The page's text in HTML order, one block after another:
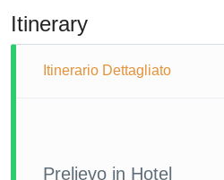
Itinerary
Itinerario Dettagliato
Prelievo in Hotel